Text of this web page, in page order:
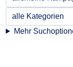
Mehr